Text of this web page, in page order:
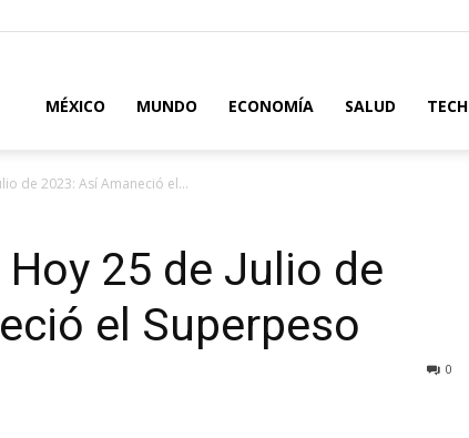
MÉXICO MUNDO ECONOMÍA SALUD TECH
de 2023: Así Amaneció el...
25 de Julio de
el Superpeso
0